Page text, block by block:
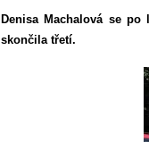
Denisa Machalová se
skončila třetí.